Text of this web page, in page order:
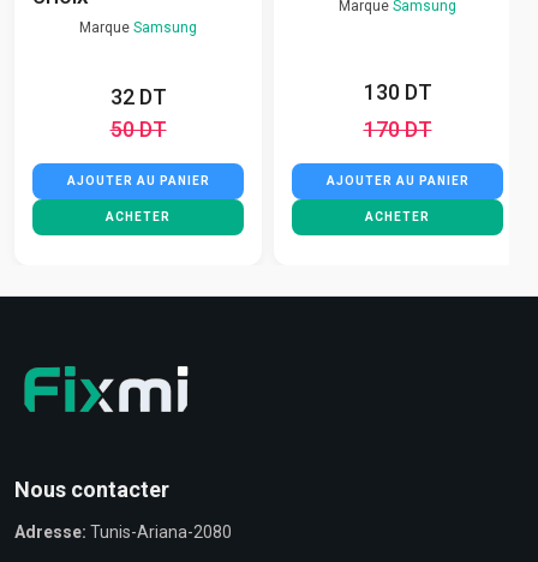
Marque Samsung
32 DT
50 DT
AJOUTER AU PANIER
ACHETER
Marque Samsung
130 DT
170 DT
AJOUTER AU PANIER
ACHETER
Nous contacter
Adresse: Tunis-Ariana-2080